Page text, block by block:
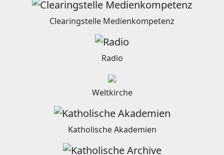
Clearingstelle Medienkompetenz
Radio
Weltkirche
Katholische Akademien